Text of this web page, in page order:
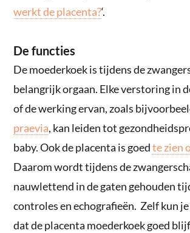
werkt de placenta?‘.
De functies
De moederkoek is tijdens de
belangrijk orgaan. Elke verstoring in
of de werking ervan, zoals
praevia, kan leiden tot
baby. Ook de placenta is goedte zien
Daarom wordt tijdens de
nauwlettend in de gaten gehouden
controles en echografieën. Zelf kun
dat de placenta moederkoek goed